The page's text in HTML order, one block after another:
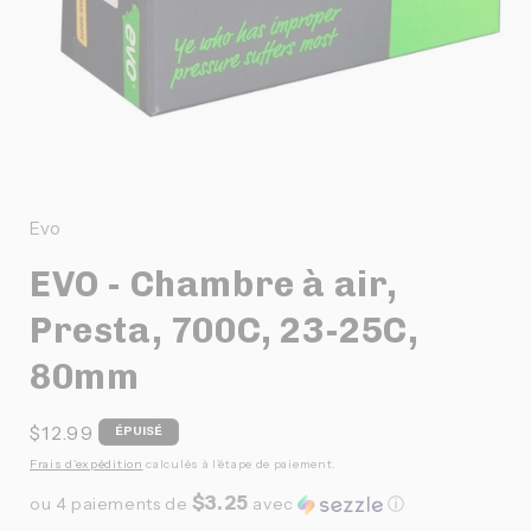
1
fenêtre
modale
Evo
EVO - Chambre à air,
Presta, 700C, 23-25C,
80mm
Prix
habituel
$12.99 ÉPUISÉ
Frais d'expédition calculés à l'étape de paiement.
ou 4 paiements de $3.25 avec ⓘ